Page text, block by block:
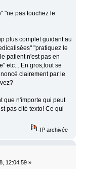
"ne pas touchez le
plus complet guidant au
"pratiquez le
patient n'est pas en
etc... En gros,tout se
clairement par le
que n'importe qui peut
pas cité texto! Ce qui
IP archivée
12:04:59 »